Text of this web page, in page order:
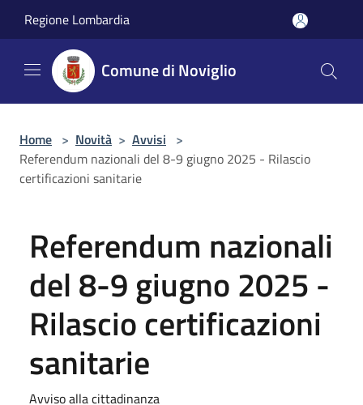
Regione Lombardia
Comune di Noviglio
Home > Novità > Avvisi >
Referendum nazionali del 8-9 giugno 2025 - Rilascio
certificazioni sanitarie
Referendum nazionali
del 8-9 giugno 2025 -
Rilascio certificazioni
sanitarie
Avviso alla cittadinanza